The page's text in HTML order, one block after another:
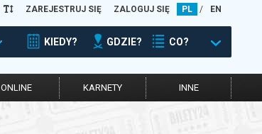
ZAREJESTRUJ SIĘ ZALOGUJ SIĘ PL / EN
KIEDY? GDZIE? CO?
ONLINE KARNETY INNE